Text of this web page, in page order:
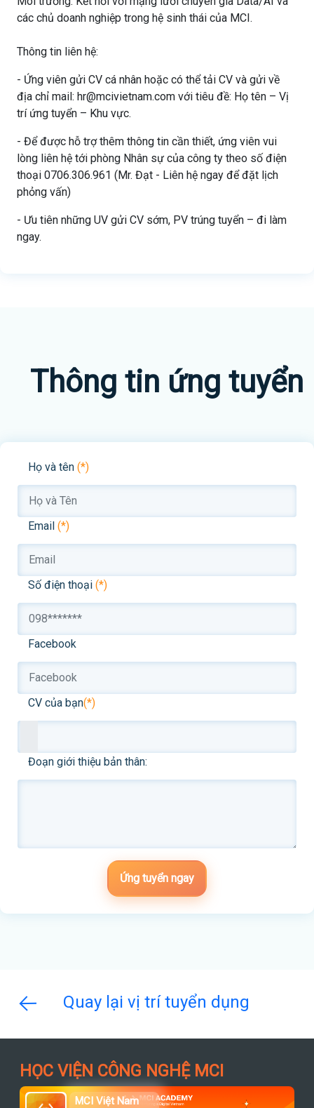
các chủ doanh nghiệp trong hệ sinh thái của MCI.
Thông tin liên hệ:
- Ứng viên gửi CV cá nhân hoặc có thể tải CV và gửi về
địa chỉ mail: hr@mcivietnam.com với tiêu đề: Họ tên – Vị
trí ứng tuyển – Khu vực.
- Để được hỗ trợ thêm thông tin cần thiết, ứng viên vui
lòng liên hệ tới phòng Nhân sự của công ty theo số điện
thoại 0706.306.961 (Mr. Đạt - Liên hệ ngay để đặt lịch
phỏng vấn)
- Ưu tiên những UV gửi CV sớm, PV trúng tuyển – đi làm
ngay.
Thông tin ứng tuyển
Họ và tên (*)
Email (*)
Số điện thoại (*)
Facebook
CV của bạn(*)
Đoạn giới thiệu bản thân:
Ứng tuyển ngay
Quay lại vị trí tuyển dụng
HỌC VIỆN CÔNG NGHỆ MCI
MCI Việt Nam